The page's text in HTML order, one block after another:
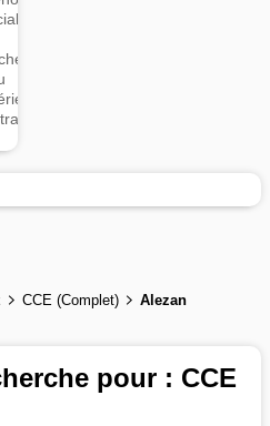
CCE (Complet) Alezan
pour : CCE